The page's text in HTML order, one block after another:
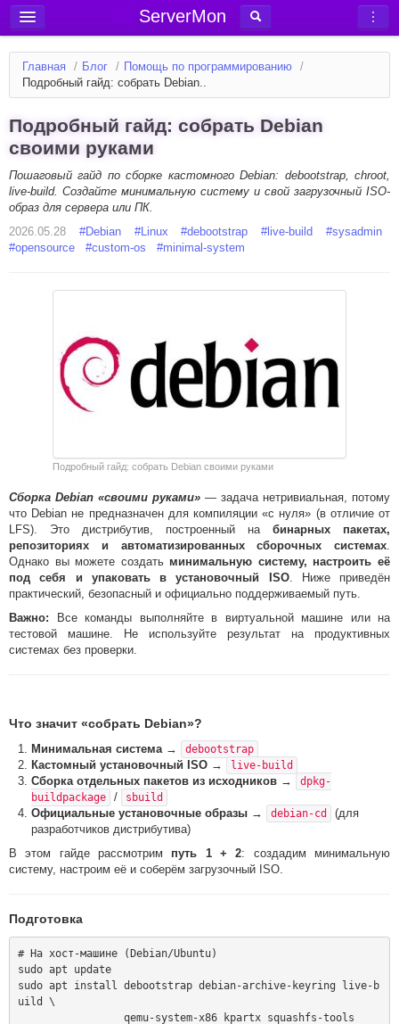
ServerMon
Добавить сервер
Мониторинг серверов
Блог
Форум
Вход в аккаунт
Главная / Блог / Помощь по программированию /
Подробный гайд: собрать Debian..
Подробный гайд: собрать Debian
своими руками
Пошаговый гайд по сборке кастомного Debian: debootstrap, chroot,
live-build. Создайте минимальную систему и свой загрузочный ISO-
образ для сервера или ПК.
2026.05.28
#Debian #Linux #debootstrap #live-build #sysadmin
#opensource #custom-os #minimal-system
Подробный гайд: собрать Debian своими руками
Сборка Debian «своими руками» — задача нетривиальная, потому
что Debian не предназначен для компиляции «с нуля» (в отличие от
LFS). Это дистрибутив, построенный на бинарных пакетах,
репозиториях и автоматизированных сборочных системах.
Однако вы можете создать минимальную систему, настроить её
под себя и упаковать в установочный ISO. Ниже приведён
практический, безопасный и официально поддерживаемый путь.
Важно: Все команды выполняйте в виртуальной машине или на
тестовой машине. Не используйте результат на продуктивных
системах без проверки.
Что значит «собрать Debian»?
Минимальная система→ debootstrap
Кастомный установочный ISO → live-build
Сборка отдельных пакетов из исходников →
dpkg-
buildpackage
/ sbuild
Официальные установочные образы → debian-cd
(для
разработчиков дистрибутива)
В этом гайде рассмотрим путь 1 + 2: создадим минимальную
систему, настроим её и соберём загрузочный ISO.
Подготовка
# На хост-машине (Debian/Ubuntu)
sudo apt update
sudo apt install debootstrap debian-archive-keyring live-b
uild \